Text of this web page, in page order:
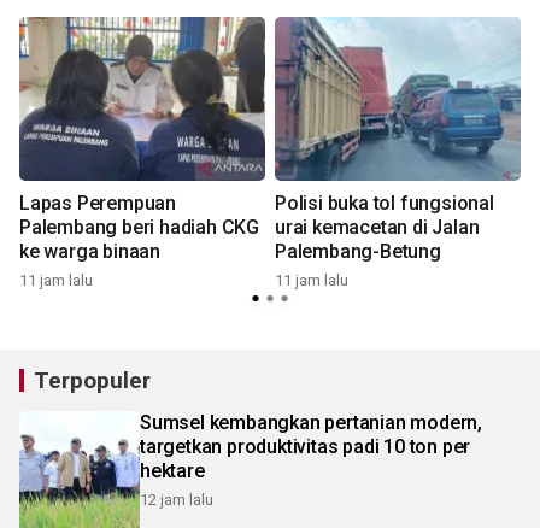
Lapas Perempuan
Palembang beri hadiah CKG
ke warga binaan
11 jam lalu
Polisi buka tol fungsional
urai kemacetan di Jalan
Palembang-Betung
11 jam lalu
Terpopuler
Sumsel kembangkan pertanian modern,
targetkan produktivitas padi 10 ton per
hektare
12 jam lalu